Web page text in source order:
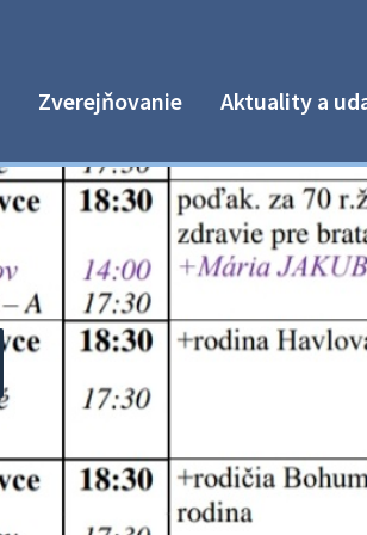
Zverejňovanie Aktuality a